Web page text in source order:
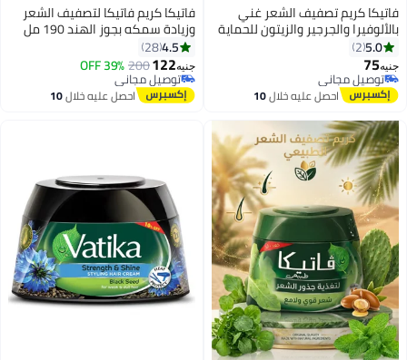
فاتيكا كريم تصفيف الشعر غني
بالألوفيرا والجرجير والزيتون للحماية
من تساقط الشعر 65ملليلتر
5.0
2
جنيه75
توصيل مجاني
توصيل مجانياحصل عليه خلال10
فاتيكا كريم فاتيكا لتصفيف الشعر
وزيادة سمكه بجوز الهند 190 مل
4.5
28
جنيه122
200
39% OFF
توصيل مجاني
توصيل مجانياحصل عليه خلال10